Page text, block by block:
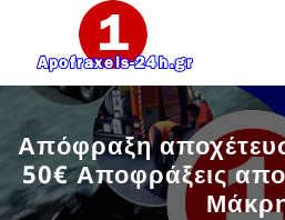
Απόφραξη
50€ Αποφράξεις